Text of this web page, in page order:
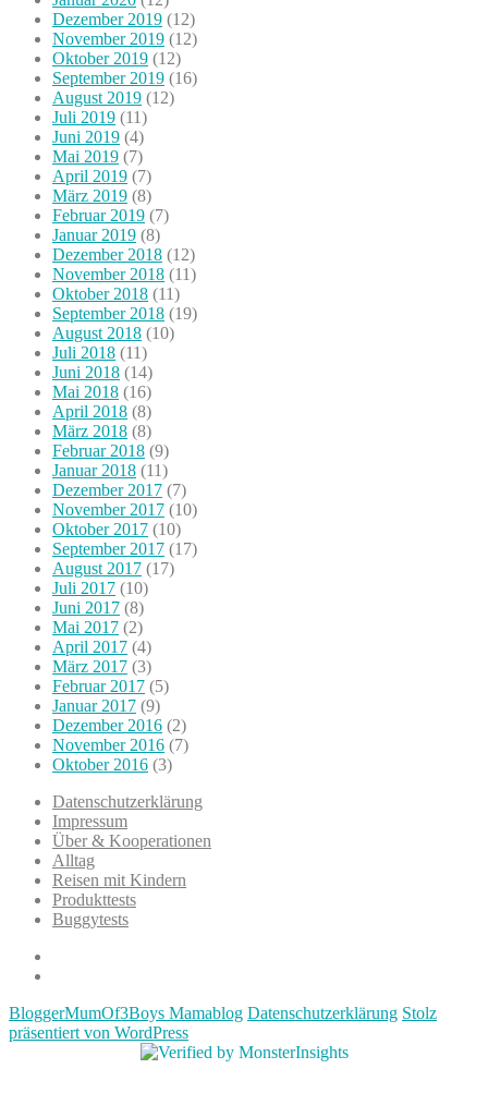
Dezember 2019 (12)
November 2019 (12)
Oktober 2019 (12)
September 2019 (16)
August 2019 (12)
Juli 2019 (11)
Juni 2019 (4)
Mai 2019 (7)
April 2019 (7)
März 2019 (8)
Februar 2019 (7)
Januar 2019 (8)
Dezember 2018 (12)
November 2018 (11)
Oktober 2018 (11)
September 2018 (19)
August 2018 (10)
Juli 2018 (11)
Juni 2018 (14)
Mai 2018 (16)
April 2018 (8)
März 2018 (8)
Februar 2018 (9)
Januar 2018 (11)
Dezember 2017 (7)
November 2017 (10)
Oktober 2017 (10)
September 2017 (17)
August 2017 (17)
Juli 2017 (10)
Juni 2017 (8)
Mai 2017 (2)
April 2017 (4)
März 2017 (3)
Februar 2017 (5)
Januar 2017 (9)
Dezember 2016 (2)
November 2016 (7)
Oktober 2016 (3)
Datenschutzerklärung
Impressum
Über & Kooperationen
Alltag
Reisen mit Kindern
Produkttests
Buggytests
BloggerMumOf3Boys Mamablog Datenschutzerklärung Stolz
präsentiert von WordPress